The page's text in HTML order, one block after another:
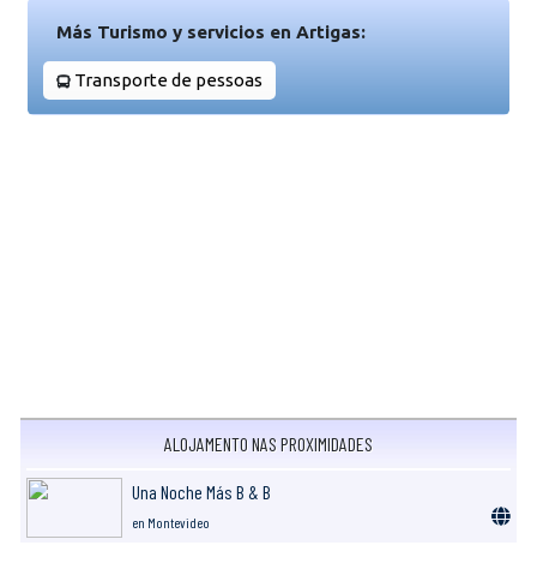
Más Turismo y servicios en Artigas:
Transporte de pessoas
ALOJAMENTO NAS PROXIMIDADES
Una Noche Más B & B
en Montevideo